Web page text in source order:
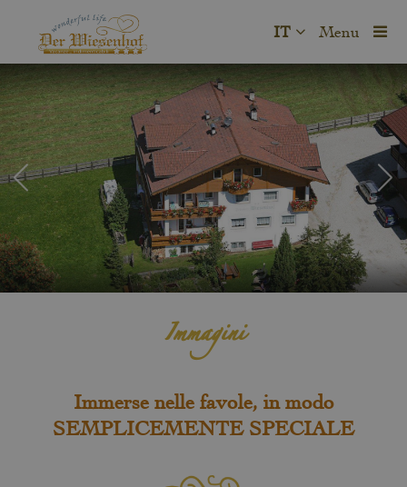
Menu
IT
Immagini
Immerse nelle favole, in modo
SEMPLICEMENTE SPECIALE